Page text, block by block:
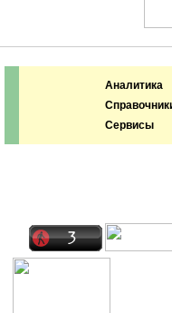
Аналитика
Сервисы